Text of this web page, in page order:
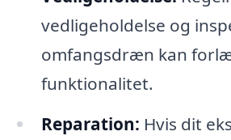
vedligeholdelse og
omfangsdræn kan
funktionalitet.
Reparation: Hvis dit